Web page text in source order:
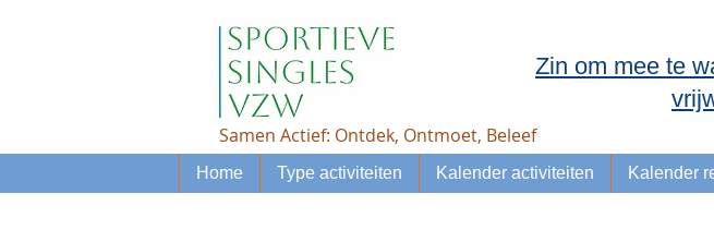
Samen Actief: Ontdek, Ontmoet, Beleef
Zin om mee te
Home Type activiteiten Kalender activiteiten Kalender